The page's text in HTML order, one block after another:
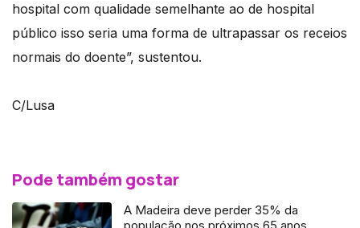
hospital com qualidade semelhante ao de hospital
público isso seria uma forma de ultrapassar os receios
normais do doente”, sustentou.
C/Lusa
Pode também gostar
A Madeira deve perder 35% da